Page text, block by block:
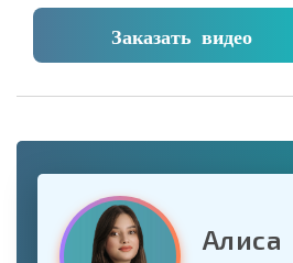
Заказать видео
Алиса